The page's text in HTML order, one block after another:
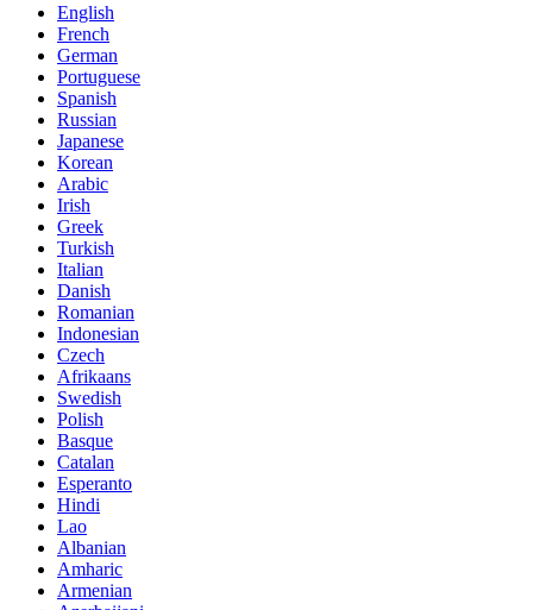
English
French
German
Portuguese
Spanish
Russian
Japanese
Korean
Arabic
Irish
Greek
Turkish
Italian
Danish
Romanian
Indonesian
Czech
Afrikaans
Swedish
Polish
Basque
Catalan
Esperanto
Hindi
Lao
Albanian
Amharic
Armenian